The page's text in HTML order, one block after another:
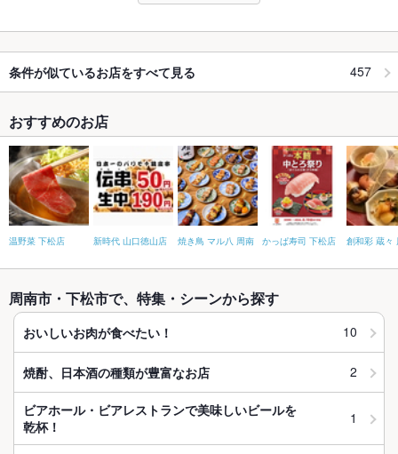
条件が似ているお店をすべて見る 457
おすすめのお店
温野菜 下松店 新時代 山口徳山店 焼き鳥 マル八 周南 かっぱ寿司 下松店 創和彩 蔵々
周南市・下松市で、特集・シーンから探す
おいしいお肉が食べたい！ 10
焼酎、日本酒の種類が豊富なお店 2
ビアホール・ビアレストランで美味しいビールを
乾杯！
1